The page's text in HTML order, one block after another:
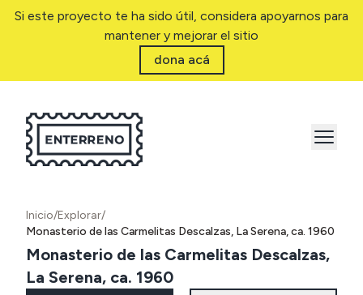
Si este proyecto te ha sido útil, considera apoyarnos para
mantener y mejorar el sitio
dona acá
Inicio/Explorar/
Monasterio de las Carmelitas Descalzas, La Serena, ca. 1960
Monasterio de las Carmelitas Descalzas,
La Serena, ca. 1960